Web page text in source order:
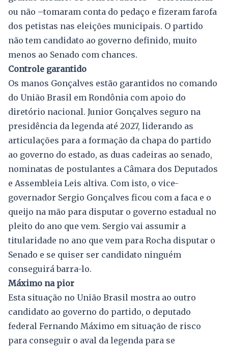
ou não –tomaram conta do pedaço e fizeram farofa
dos petistas nas eleições municipais. O partido
não tem candidato ao governo definido, muito
menos ao Senado com chances.
Controle garantido
Os manos Gonçalves estão garantidos no comando
do União Brasil em Rondônia com apoio do
diretório nacional. Junior Gonçalves seguro na
presidência da legenda até 2027, liderando as
articulações para a formação da chapa do partido
ao governo do estado, as duas cadeiras ao senado,
nominatas de postulantes a Câmara dos Deputados
e Assembleia Leis altiva. Com isto, o vice-
governador Sergio Gonçalves ficou com a faca e o
queijo na mão para disputar o governo estadual no
pleito do ano que vem. Sergio vai assumir a
titularidade no ano que vem para Rocha disputar o
Senado e se quiser ser candidato ninguém
conseguirá barra-lo.
Máximo na pior
Esta situação no União Brasil mostra ao outro
candidato ao governo do partido, o deputado
federal Fernando Máximo em situação de risco
para conseguir o aval da legenda para se